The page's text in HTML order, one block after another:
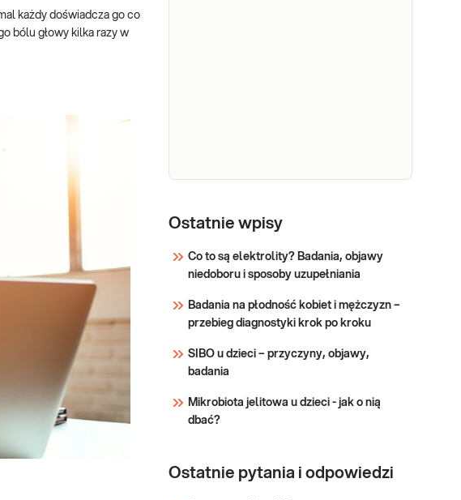
każdy doświadcza go co
bólu głowy kilka razy w
badanie
witamin i
minerałów
z
konsultacją
klinicznego
Dedykowany dla: Kobiet,
Mężczyzn, Dzieci Wskazany:
→ W przypadku podejrzenia
niedoborów witamin lub/i
objawiających się np. jako
mięśni, zaburzenia
Sprawdź
Ostatnie wpisy
Co to są elektrolity? Badania, objawy
niedoboru i sposoby uzupełniania
Badania na płodność kobiet i mężczyzn –
przebieg diagnostyki krok po kroku
SIBO u dzieci – przyczyny, objawy,
badania
Mikrobiota jelitowa u dzieci - jak o nią
dbać?
Ostatnie pytania i odpowiedzi